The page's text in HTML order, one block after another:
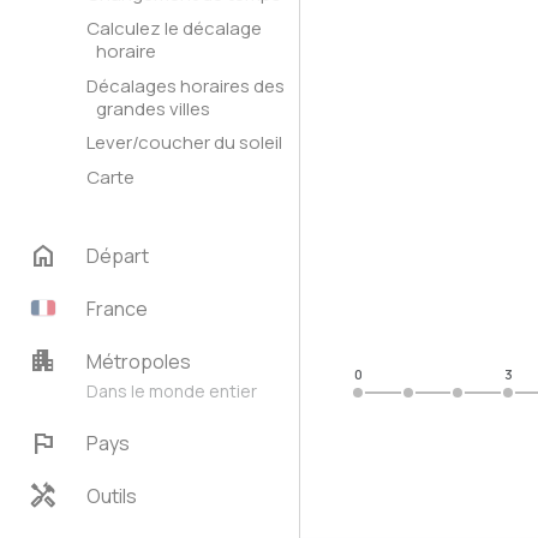
Calculez le décalage
horaire
Décalages horaires des
grandes villes
Lever/coucher du soleil
Carte
home
Départ
France
apartment Métropoles
Dans le monde entier
flag Pays
handyman Outils
0 3